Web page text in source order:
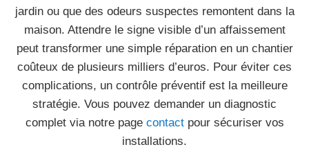
jardin ou que des odeurs suspectes remontent dans la
maison. Attendre le signe visible d’un affaissement
peut transformer une simple réparation en un chantier
coûteux de plusieurs milliers d’euros. Pour éviter ces
complications, un contrôle préventif est la meilleure
stratégie. Vous pouvez demander un diagnostic
complet via notre page contactpour sécuriser vos
installations.